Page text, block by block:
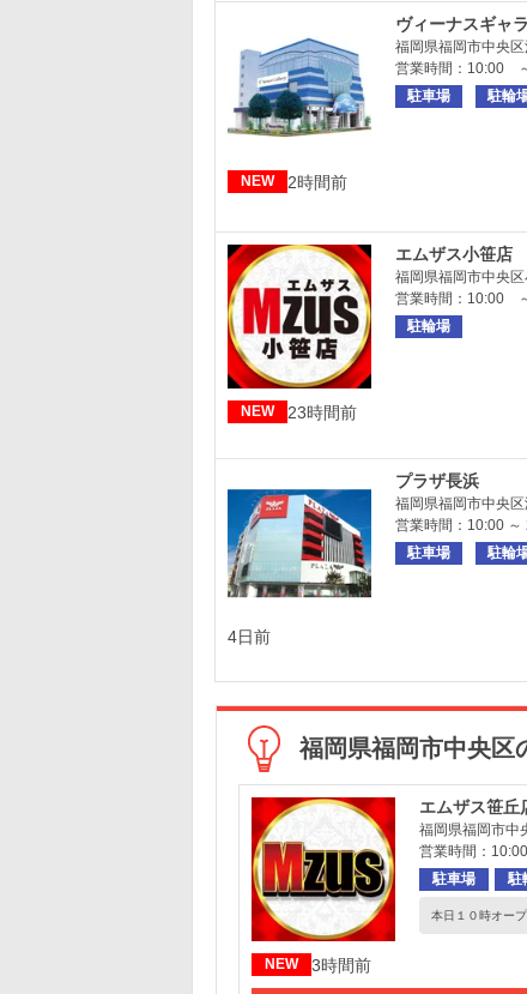
ヴィーナスギャ
福岡県福岡市中央
営業時間：10:00
駐車場
駐輪
NEW 2時間前
エムザス小笹店
福岡県福岡市中央
営業時間：10:00
駐輪場
NEW 23時間前
プラザ長浜
福岡県福岡市中央
営業時間：10:00 ～
駐車場
駐輪
4日前
福岡県福岡市中央区
エムザス笹丘
福岡県福岡市中
営業時間：
駐車場
駐
本日１０時オープ
NEW 3時間前